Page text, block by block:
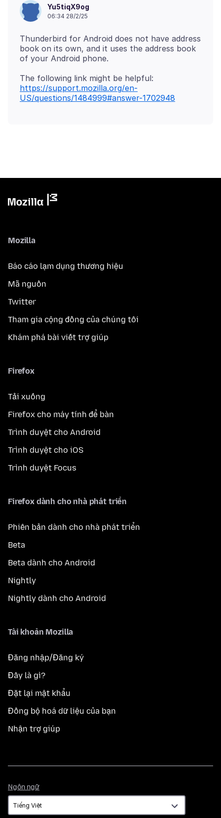
Yu5tiqX9og
06:34 28/2/25
Thunderbird for Android does not have address
book on its own, and it uses the address book
https://support.mozilla.org/en-
US/questions/1484999#answer-1702948
Mozilla
Báo cáo lạm dụng thương hiệu
Mã nguồn
Twitter
Tham gia cộng đồng của chúng tôi
Khám phá bài viết trợ giúp
Firefox
Tải xuống
Firefox cho máy tính để bàn
Trình duyệt cho Android
Trình duyệt cho iOS
Trình duyệt Focus
Firefox dành cho nhà phát triển
Phiên bản dành cho nhà phát triển
Beta
Beta dành cho Android
Nightly
Nightly dành cho Android
Tài khoản Mozilla
Đăng nhập/Đăng ký
Đây là gì?
Đặt lại mật khẩu
Đồng bộ hoá dữ liệu của bạn
Nhận trợ giúp
Ngôn ngữ
ngữ